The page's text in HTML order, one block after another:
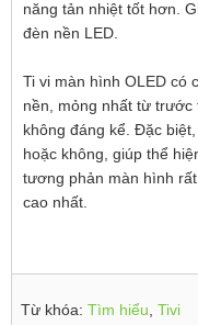
năng tản nhiệt tốt hơn.
đèn nền LED.
Ti vi màn hình OLED có
nền, mỏng nhất từ trước
không đáng kể. Đặc
hoặc không, giúp thể
tương phản màn hình
cao nhất.
Từ khóa:Tìm hiểu,Tivi